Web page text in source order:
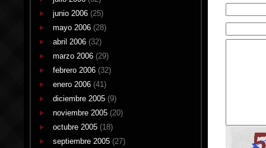
junio 2006 (25)
mayo 2006 (28)
abril 2006 (32)
marzo 2006 (29)
febrero 2006 (32)
enero 2006 (41)
diciembre 2005 (9)
noviembre 2005 (20)
octubre 2005 (18)
septiembre 2005 (27)